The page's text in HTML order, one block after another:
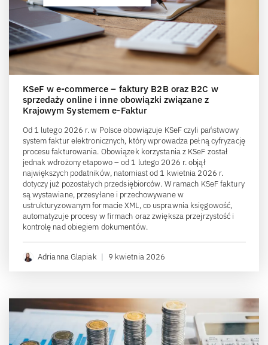
KSeF w e-commerce – faktury B2B oraz B2C w
sprzedaży online i inne obowiązki związane z
Krajowym Systemem e-Faktur
Od 1 lutego 2026 r. w Polsce obowiązuje KSeF czyli państwowy
system faktur elektronicznych, który wprowadza pełną cyfryzację
procesu fakturowania. Obowiązek korzystania z KSeF został
jednak wdrożony etapowo – od 1 lutego 2026 r. objął
największych podatników, natomiast od 1 kwietnia 2026 r.
dotyczy już pozostałych przedsiębiorców. W ramach KSeF faktury
są wystawiane, przesyłane i przechowywane w
ustrukturyzowanym formacie XML, co usprawnia księgowość,
automatyzuje procesy w firmach oraz zwiększa przejrzystość i
kontrolę nad obiegiem dokumentów.
Adrianna Glapiak | 9 kwietnia 2026